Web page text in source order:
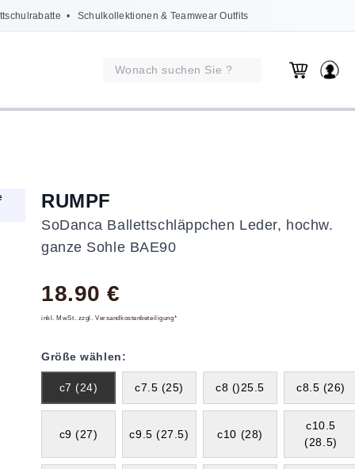
• Schulkollektionen & Teamwear Outfits
RUMPF
SoDanca Ballettschläppchen Leder, hochw.
ganze Sohle BAE90
18.90 €
inkl. MwSt. zzgl. Versandkostenbeteiligung*
Größe wählen:
c7 (24) c7.5 (25) c8 ()25.5 c8.5 (26)
c9 (27) c9.5 (27.5) c10 (28)
c10.5
(28.5)